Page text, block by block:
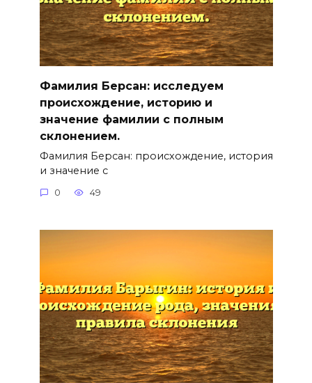
Фамилия Берсан: исследуем
происхождение, историю и
значение фамилии с полным
склонением.
Фамилия Берсан: происхождение, история
и значение с
0 49